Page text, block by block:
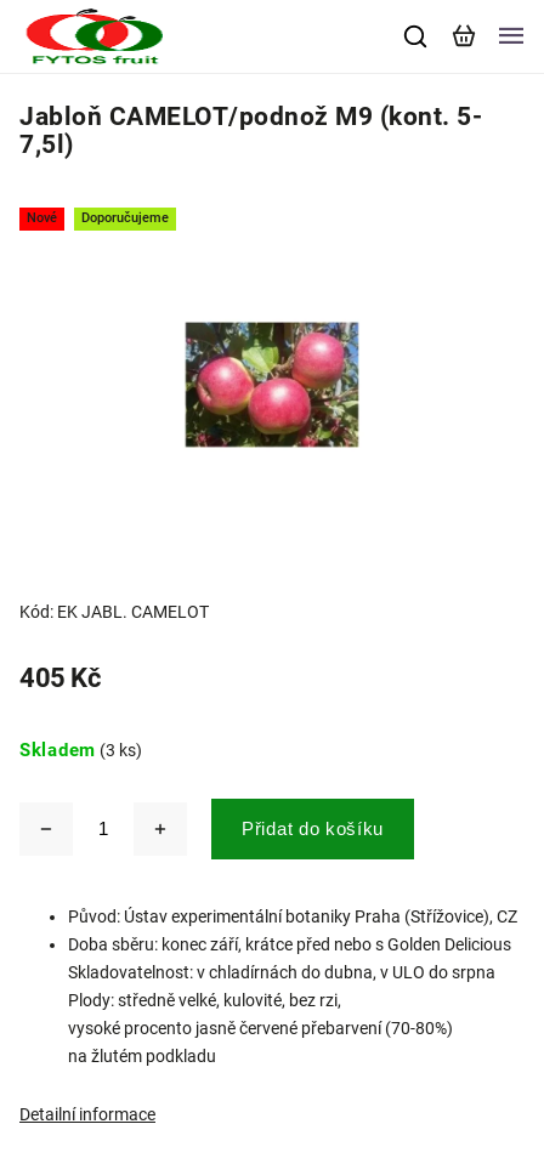
Jabloň CAMELOT/podnož M9 (kont. 5-
7,5l)
Nové Doporučujeme
Kód: EK JABL. CAMELOT
405 Kč
Skladem (3 ks)
Přidat do košíku
Původ: Ústav experimentální botaniky Praha (Střížovice), CZ
Doba sběru: konec září, krátce před nebo s Golden Delicious
Skladovatelnost: v chladírnách do dubna, v ULO do srpna
Plody: středně velké, kulovité, bez rzi,
vysoké procento jasně červené přebarvení (70-80%)
na žlutém podkladu
Detailní informace